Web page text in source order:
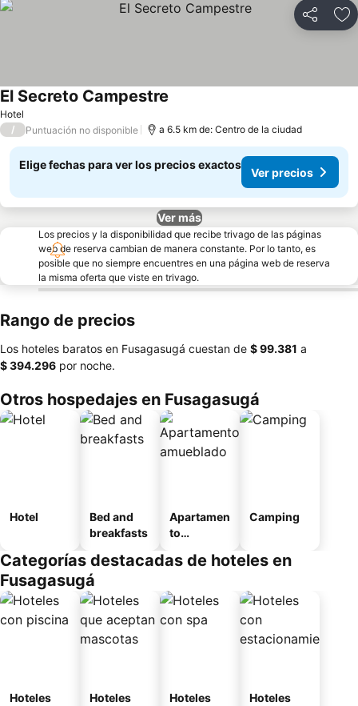
Compartir
Hotel
El Secreto Campestre
/ Puntuación no disponible a 6.5 km de: Centro de la ciudad
Elige fechas para ver los precios exactos
Ver precios
Ver más
Los precios y la disponibilidad que recibe trivago de las páginas
web de reserva cambian de manera constante. Por lo tanto, es
posible que no siempre encuentres en una página web de reserva
la misma oferta que viste en trivago.
Rango de precios
Los hoteles baratos en Fusagasugá cuestan de ‎$ 99.381 a
‎$ 394.296 por noche.
Otros hospedajes en Fusagasugá
Hotel
Bed and
breakfasts
Apartamen
to
o
Camping
Categorías destacadas de hoteles en
Fusagasugá
Hoteles
Hoteles
Hoteles
Hoteles